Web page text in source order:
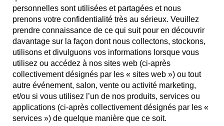
personnelles sont utilisées et partagées et nous
prenons votre confidentialité très au sérieux. Veuillez
prendre connaissance de ce qui suit pour en découvrir
davantage sur la façon dont nous collectons, stockons,
utilisons et divulguons vos informations lorsque vous
utilisez ou accédez à nos sites web (ci-après
collectivement désignés par les « sites web ») ou tout
autre événement, salon, vente ou activité marketing,
et/ou si vous utilisez l’un de nos produits, services ou
applications (ci-après collectivement désignés par les «
services ») de quelque manière que ce soit.